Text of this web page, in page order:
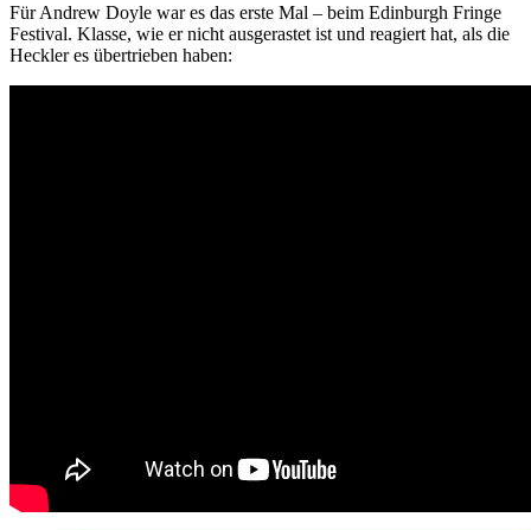
Für Andrew Doyle war es das erste Mal – beim Edinburgh Fringe
Festival. Klasse, wie er nicht ausgerastet ist und reagiert hat, als die
Heckler es übertrieben haben: